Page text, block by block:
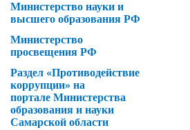
Министерство науки и
высшего образования РФ
Министерство
просвещения РФ
Раздел «Противодействие
коррупции» на
портале Министерства
образования и науки
Самарской области